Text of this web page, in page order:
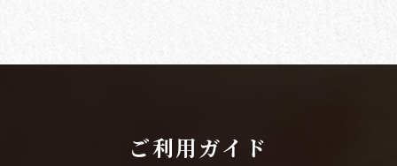
ご利用ガイド